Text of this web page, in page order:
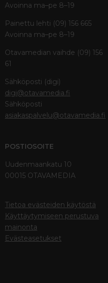
Avoinna ma–pe 8–19
Painettu lehti (09) 156 665
Avoinna ma–pe 8–19
Otavamedian vaihde (09) 156
61
Sähköposti (digi)
digi@otavamedia.fi
Sähköposti
asiakaspalvelu@otavamedia.fi
POSTIOSOITE
Uudenmaankatu 10
00015 OTAVAMEDIA
Tietoa evästeiden käytöstä
Käyttäytymiseen perustuva
mainonta
Evästeasetukset